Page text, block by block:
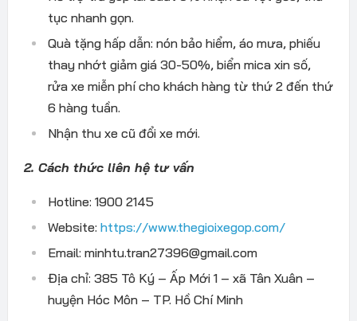
tục nhanh gọn.
Quà tặng hấp dẫn: nón bảo hiểm, áo mưa, phiếu
thay nhớt giảm giá 30-50%, biển mica xin số,
rửa xe miễn phí cho khách hàng từ thứ 2 đến thứ
6 hàng tuần.
Nhận thu xe cũ đổi xe mới.
2. Cách thức liên hệ tư vấn
Hotline: 1900 2145
Website: https://www.thegioixegop.com/
Email: minhtu.tran27396@gmail.com
Địa chỉ: 385 Tô Ký – Ấp Mới 1 – xã Tân Xuân –
huyện Hóc Môn – TP. Hồ Chí Minh